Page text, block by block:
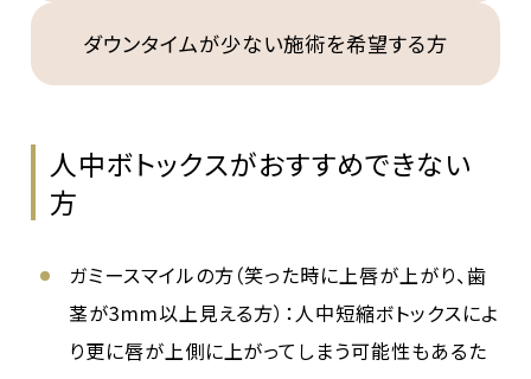
ダウンタイムが少ない施術を希望する方
人中ボトックスがおすすめできない
方
ガミースマイルの方（笑った時に上唇が上がり、歯
茎が3mm以上見える方）：人中短縮ボトックスによ
り更に唇が上側に上がってしまう可能性もあるた